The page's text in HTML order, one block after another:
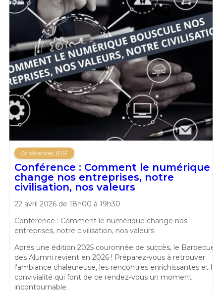
Conférences, IESF
Conférence : Comment le numérique
change nos entreprises, notre
civilisation, nos valeurs
22 avril 2026 de 18h00 à 19h30
Conférence : Comment le numérique change nos
entreprises, notre civilisation, nos valeurs
Après une édition 2025 couronnée de succès, le Barbecue
des Alumni revient en 2026 ! Préparez-vous à retrouver
l’ambiance chaleureuse, les rencontres enrichissantes et la
convivialité qui font de ce rendez-vous un moment
incontournable.